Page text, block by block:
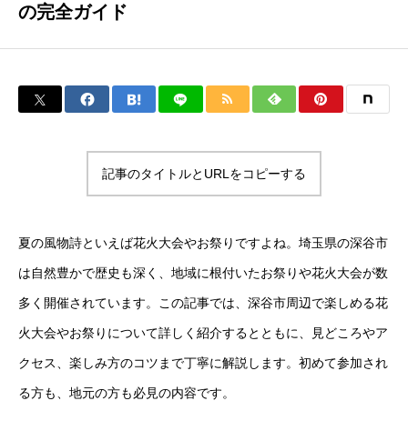
の完全ガイド
記事のタイトルとURLをコピーする
夏の風物詩といえば花火大会やお祭りですよね。埼玉県の深谷市
は自然豊かで歴史も深く、地域に根付いたお祭りや花火大会が数
多く開催されています。この記事では、深谷市周辺で楽しめる花
火大会やお祭りについて詳しく紹介するとともに、見どころやア
クセス、楽しみ方のコツまで丁寧に解説します。初めて参加され
る方も、地元の方も必見の内容です。